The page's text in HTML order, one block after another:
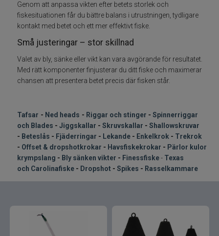
Spikes
Rasselkammare
Tillbehör
Flugfiske
Vinterfiske
Kläder
Specimenfiske
Genom att anpassa vikten efter betets storlek och
fiskesituationen får du bättre balans i utrustningen, tydligare
kontakt med betet och ett mer effektivt fiske.
Små justeringar – stor skillnad
Valet av bly, sänke eller vikt kan vara avgörande för resultatet.
Med rätt komponenter finjusterar du ditt fiske och maximerar
chansen att presentera betet precis där fisken står.
Tafsar - Ned heads - Riggar och stinger - Spinnerriggar
och Blades - Jiggskallar - Skruvskallar - Shallowskruvar
- Beteslås - Fjäderringar - Lekande - Enkelkrok - Trekrok
- Offset & dropshotkrokar - Havsfiskekrokar - Pärlor kulor
krympslang - Bly sänken vikter - Finessfiske- Texas
och Carolinafiske - Dropshot - Spikes - Rasselkammare